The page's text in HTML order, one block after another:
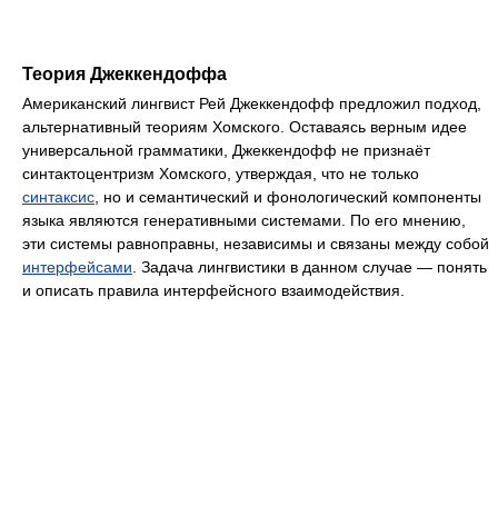
Теория Джеккендоффа
Американский лингвист Рей Джеккендофф предложил подход,
альтернативный теориям Хомского. Оставаясь верным идее
универсальной грамматики, Джеккендофф не признаёт
синтактоцентризм Хомского, утверждая, что не только
синтаксис , но и семантический и фонологический компоненты
языка являются генеративными системами. По его мнению,
эти системы равноправны, независимы и связаны между собой
интерфейсами . Задача лингвистики в данном случае — понять
и описать правила интерфейсного взаимодействия.